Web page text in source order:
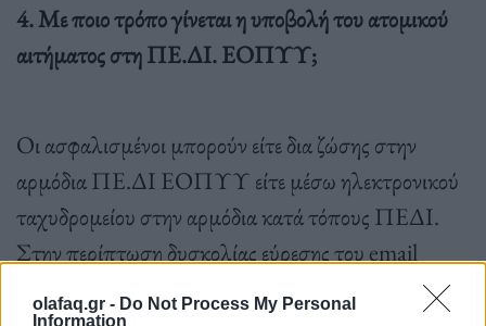
olafaq.gr - Do Not Process My Personal
Information
4. Με ποιο τρόπο γίνεται η υποβολή του ατομικού
αιτήματος στη ΠΕ.ΔΙ. ΕΟΠΥΥ;
Οι ασφαλισμένοι μπορούν είτε δια ζώσης στην
αρμόδια ΠΕ.ΔΙ ΕΟΠΥΥ είτε μέσω ηλεκτρονικού
ταχυδρομείου στην αρμόδια κατά τόπους ΠΕΔΙ.
Στην περίπτωση δυσκολίας εύρεσης του email